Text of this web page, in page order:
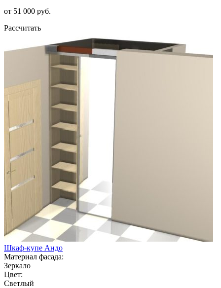
от 51 000 руб.
Рассчитать
Шкаф-купе Андо
Материал фасада:
Зеркало
Цвет:
Светлый